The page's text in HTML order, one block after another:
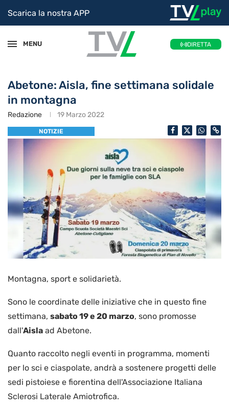
Scarica la nostra APP
MENU DIRETTA
Abetone: Aisla, fine settimana solidale
in montagna
Redazione 19 Marzo 2022
NOTIZIE
Montagna, sport e solidarietà.
Sono le coordinate delle iniziative che in questo fine
settimana, sabato 19 e 20 marzo, sono promosse
dall'Aisla ad Abetone.
Quanto raccolto negli eventi in programma, momenti
per lo sci e ciaspolate, andrà a sostenere progetti delle
sedi pistoiese e fiorentina dell'Associazione Italiana
Sclerosi Laterale Amiotrofica.